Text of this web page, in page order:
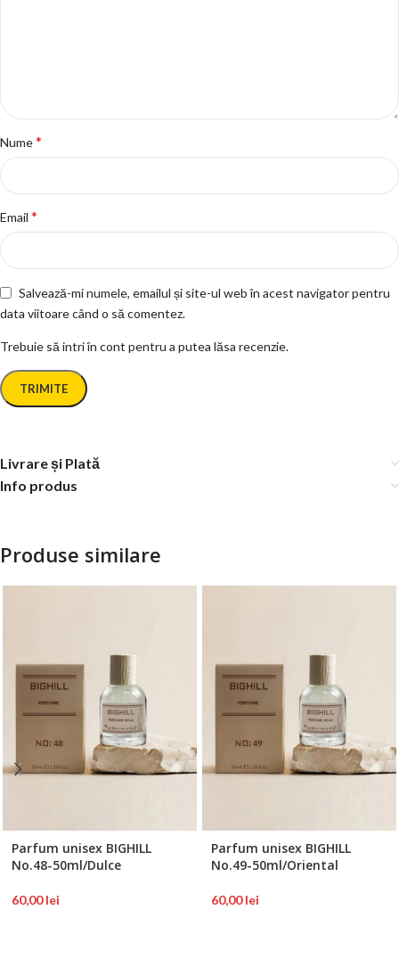
Nume*
Email *
Salvează-mi numele, emailul și site-ul web în acest navigator pentru
data viitoare când o să comentez.
Trebuie să intri în cont pentru a putea lăsa recenzie.
Livrare și Plată
Info produs
Produse similare
Parfum unisex BIGHILL
No.48-50ml/Dulce
60,00lei
Parfum unisex BIGHILL
No.49-50ml/Oriental
60,00lei